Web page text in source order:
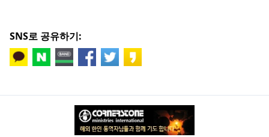
SNS로 공유하기: